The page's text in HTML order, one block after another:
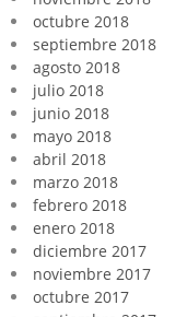
octubre 2018
septiembre 2018
agosto 2018
julio 2018
junio 2018
mayo 2018
abril 2018
marzo 2018
febrero 2018
enero 2018
diciembre 2017
noviembre 2017
octubre 2017